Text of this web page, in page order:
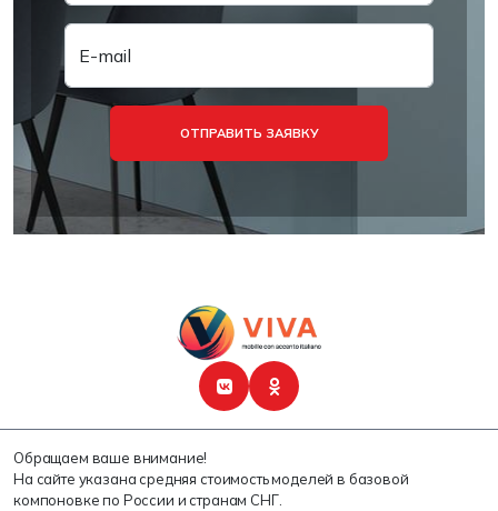
E-mail
ОТПРАВИТЬ ЗАЯВКУ
Обращаем ваше внимание!
На сайте указана средняя стоимость моделей в базовой
компоновке по России и странам СНГ.